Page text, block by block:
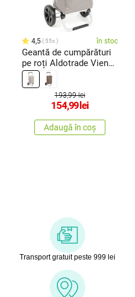
4,5 55x în stoc
Geantă de cumpărături
pe roți Aldotrade Viena,
gri
193,99 lei
154,99 lei
Adaugă în coș
Transport gratuit peste 999 lei